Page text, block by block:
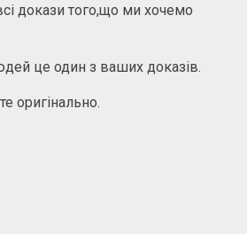
докази того,що ми хочемо
це один з ваших доказів.
оригінально.